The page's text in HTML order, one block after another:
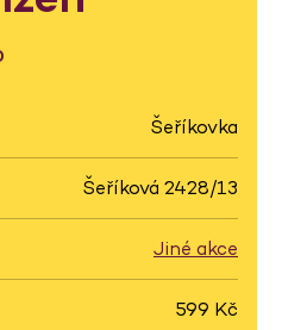
Šeříkovka
Šeříková 2428/13
Jiné akce
599 Kč